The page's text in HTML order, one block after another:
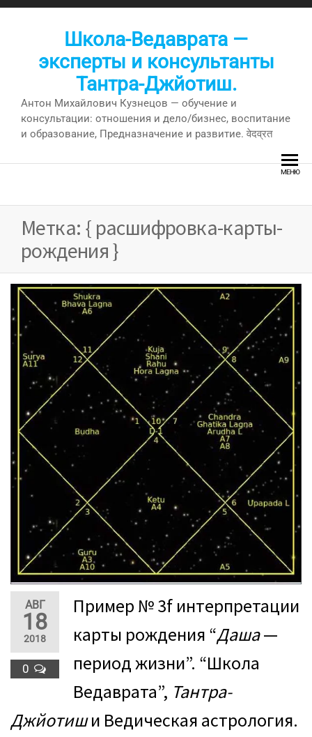
Перейти
Школа-Ведаврата —
эксперты и консультанты
Тантра-Джйотиш.
Антон Михайлович Кузнецов — обучение и
консультации: отношения и дело/бизнес, воспитание
и образование, Предназначение и развитие. वेदव्रत
МЕНЮ
Метка: { расшифровка-карты-
рождения }
АВГ
18
2018
0
Пример № 3f интерпретации
карты рождения “Даша—
период жизни”. “Школа
Ведаврата”, Тантра-
Джйотиши Ведическая астрология.